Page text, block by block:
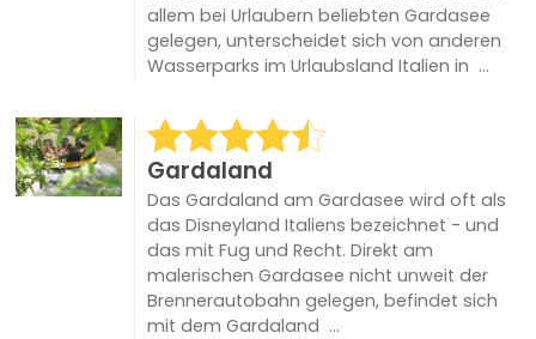
allem bei Urlaubern beliebten Gardasee
gelegen, unterscheidet sich von anderen
Wasserparks im Urlaubsland Italien in ...
Gardaland
Das Gardaland am Gardasee wird oft als
das Disneyland Italiens bezeichnet - und
das mit Fug und Recht. Direkt am
malerischen Gardasee nicht unweit der
Brennerautobahn gelegen, befindet sich
mit dem Gardaland ...